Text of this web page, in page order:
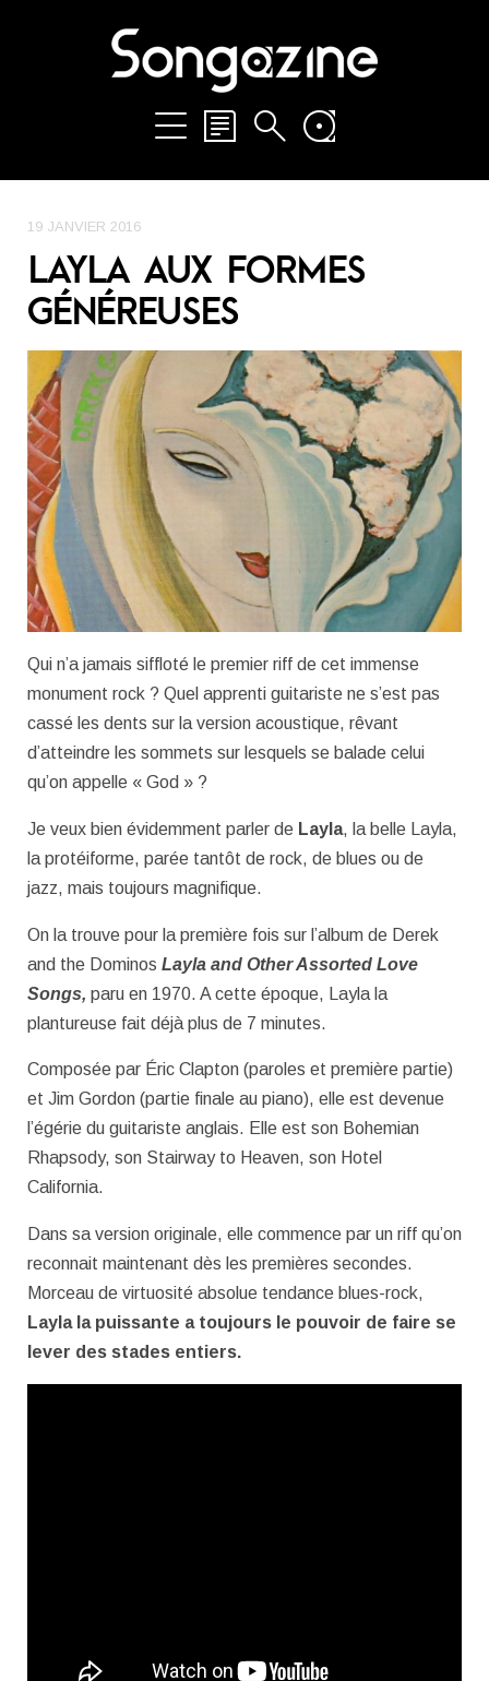
19 JANVIER 2016
LAYLA AUX FORMES
GÉNÉREUSES
Qui n’a jamais siffloté le premier riff de cet immense
monument rock ? Quel apprenti guitariste ne s’est pas
cassé les dents sur la version acoustique, rêvant
d’atteindre les sommets sur lesquels se balade celui
qu’on appelle « God » ?
Je veux bien évidemment parler de Layla, la belle Layla,
la protéiforme, parée tantôt de rock, de blues ou de
jazz, mais toujours magnifique.
On la trouve pour la première fois sur l’album de Derek
and the Dominos Layla and Other Assorted Love
Songs, paru en 1970. A cette époque, Layla la
plantureuse fait déjà plus de 7 minutes.
Composée par Éric Clapton (paroles et première partie)
et Jim Gordon (partie finale au piano), elle est devenue
l’égérie du guitariste anglais. Elle est son Bohemian
Rhapsody, son Stairway to Heaven, son Hotel
California.
Dans sa version originale, elle commence par un riff qu’on
reconnait maintenant dès les premières secondes.
Morceau de virtuosité absolue tendance blues-rock,
Layla la puissante a toujours le pouvoir de faire se
lever des stades entiers.